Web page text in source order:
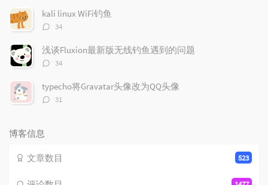
数：
kali linux WiFi钓鱼
评
数：
34
浅谈Fluxion最新版无线钓鱼遇到的问题
评
数：
34
typecho将Gravatar头像改为QQ头像
评
31
博客信息
523
文章数目